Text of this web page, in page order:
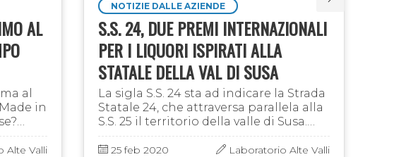
AL
al
in
di
Alte Valli
NOTIZIE DALLE AZIENDE
S.S. 24, DUE PREMI INTERNAZIONALI
PER I LIQUORI ISPIRATI ALLA
STATALE DELLA VAL DI SUSA
La sigla S.S. 24 sta ad indicare la Strada
Statale 24, che attraversa parallela alla
S.S. 25 il territorio della valle di Susa.
Uno a destra e l’altro a sinistra della
Dora, ad un certo punto della …
25 feb 2020 Laboratorio Alte Valli